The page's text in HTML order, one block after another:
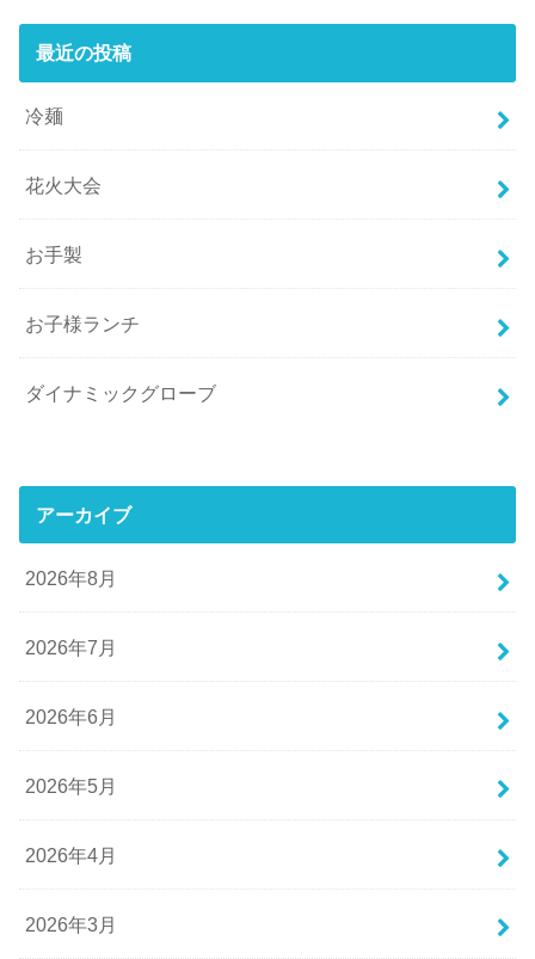
最近の投稿
冷麺
花火大会
お手製
お子様ランチ
ダイナミックグローブ
アーカイブ
2026年8月
2026年7月
2026年6月
2026年5月
2026年4月
2026年3月